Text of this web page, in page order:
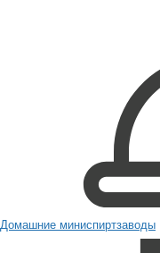
Домашние миниспиртзаводы